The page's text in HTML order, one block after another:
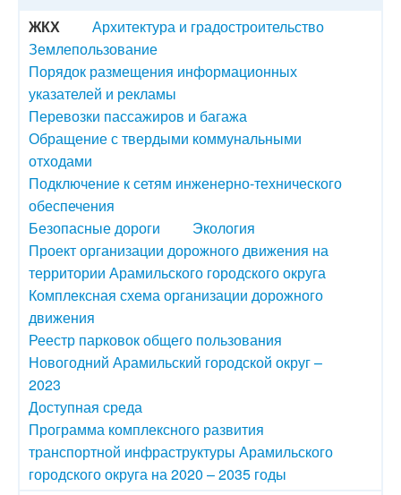
ЖКХ
Архитектура и градостроительство
Землепользование
Порядок размещения информационных
указателей и рекламы
Перевозки пассажиров и багажа
Обращение с твердыми коммунальными
отходами
Подключение к сетям инженерно-технического
обеспечения
Безопасные дороги
Экология
Проект организации дорожного движения на
территории Арамильского городского округа
Комплексная схема организации дорожного
движения
Реестр парковок общего пользования
Новогодний Арамильский городской округ –
2023
Доступная среда
Программа комплексного развития
транспортной инфраструктуры Арамильского
городского округа на 2020 – 2035 годы